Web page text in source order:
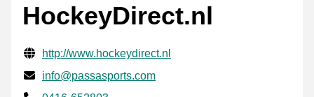
HockeyDirect.nl
Informazioni di contatto verificate
Website URL
http://www.hockeydirect.nl
Mail
info@passasports.com